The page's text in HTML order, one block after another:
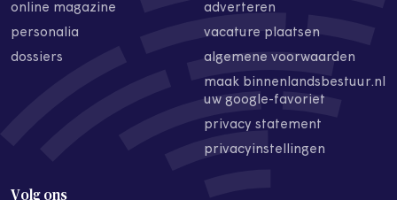
online magazine
personalia
dossiers
adverteren
vacature plaatsen
algemene voorwaarden
maak binnenlandsbestuur.nl
uw google-favoriet
privacy statement
privacyinstellingen
Volg ons